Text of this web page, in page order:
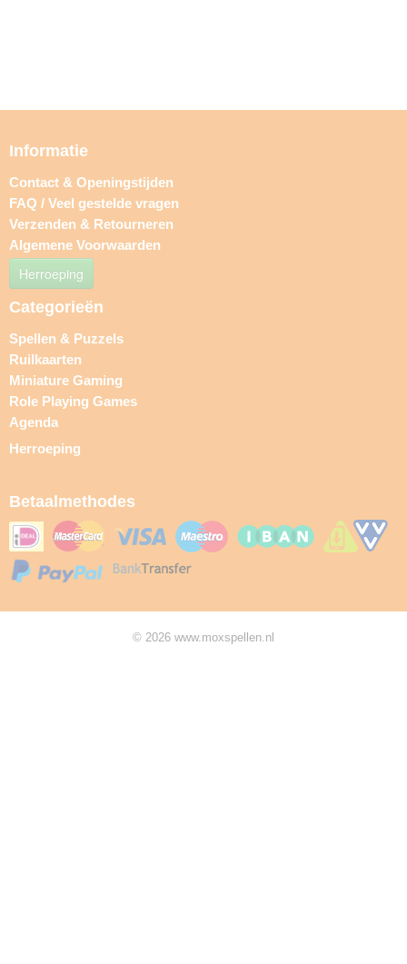
Informatie
Contact & Openingstijden
FAQ / Veel gestelde vragen
Verzenden & Retourneren
Algemene Voorwaarden
Herroeping
Categorieën
Spellen & Puzzels
Ruilkaarten
Miniature Gaming
Role Playing Games
Agenda
Herroeping
Betaalmethodes
© 2026 www.moxspellen.nl